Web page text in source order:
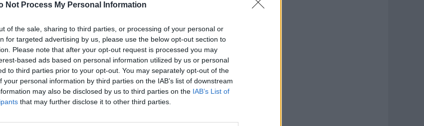
Not Process My Personal Information
of the sale, sharing to third parties, or processing of your personal or
for targeted advertising by us, please use the below opt-out section to
Please note that after your opt-out request is processed you may
based ads based on personal information utilized by us or personal
to third parties prior to your opt-out. You may separately opt-out of the
your personal information by third parties on the IAB’s list of downstream
may also be disclosed by us to third parties on the IAB’s List of
that may further disclose it to other third parties.
ενώ το πρόγραμμα